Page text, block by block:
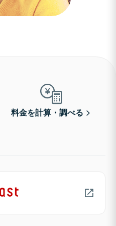
料金を計算・調べる